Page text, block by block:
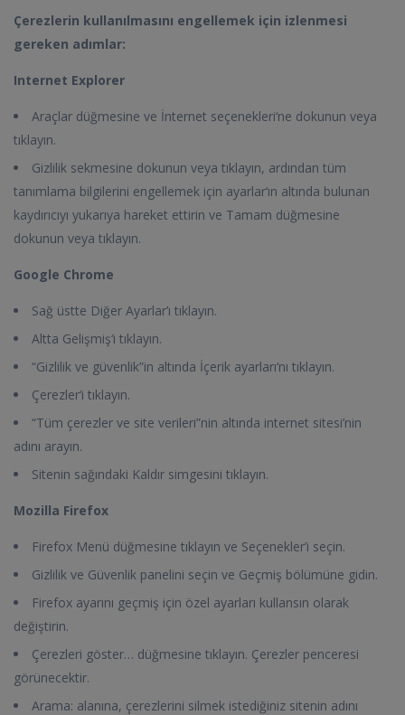
Çerezlerin kullanılmasını engellemek için izlenmesi
gereken adımlar:
Internet Explorer
Araçlar düğmesine ve İnternet seçenekleri‘ne dokunun veya
tıklayın.
Gizlilik sekmesine dokunun veya tıklayın, ardından tüm
tanımlama bilgilerini engellemek için ayarlar‘ın altında bulunan
kaydırıcıyı yukarıya hareket ettirin ve Tamam düğmesine
dokunun veya tıklayın.
Google Chrome
Sağ üstte Diğer Ayarlar’ı tıklayın.
Altta Gelişmiş‘i tıklayın.
“Gizlilik ve güvenlik”in altında İçerik ayarları‘nı tıklayın.
Çerezler‘i tıklayın.
“Tüm çerezler ve site verileri”nin altında internet sitesi’nin
adını arayın.
Sitenin sağındaki Kaldır simgesini tıklayın.
Mozilla Firefox
Firefox Menü düğmesine tıklayın ve Seçenekler’i seçin.
Gizlilik ve Güvenlik panelini seçin ve Geçmiş bölümüne gidin.
Firefox ayarını geçmiş için özel ayarları kullansın olarak
değiştirin.
Çerezleri göster… düğmesine tıklayın. Çerezler penceresi
görünecektir.
Arama: alanına, çerezlerini silmek istediğiniz sitenin adını